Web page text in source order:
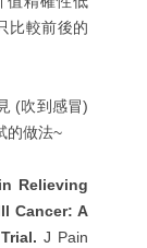
比較前後的
(吹到感冒)
的做法~
Relieving
Cancer: A
Trial.J Pain